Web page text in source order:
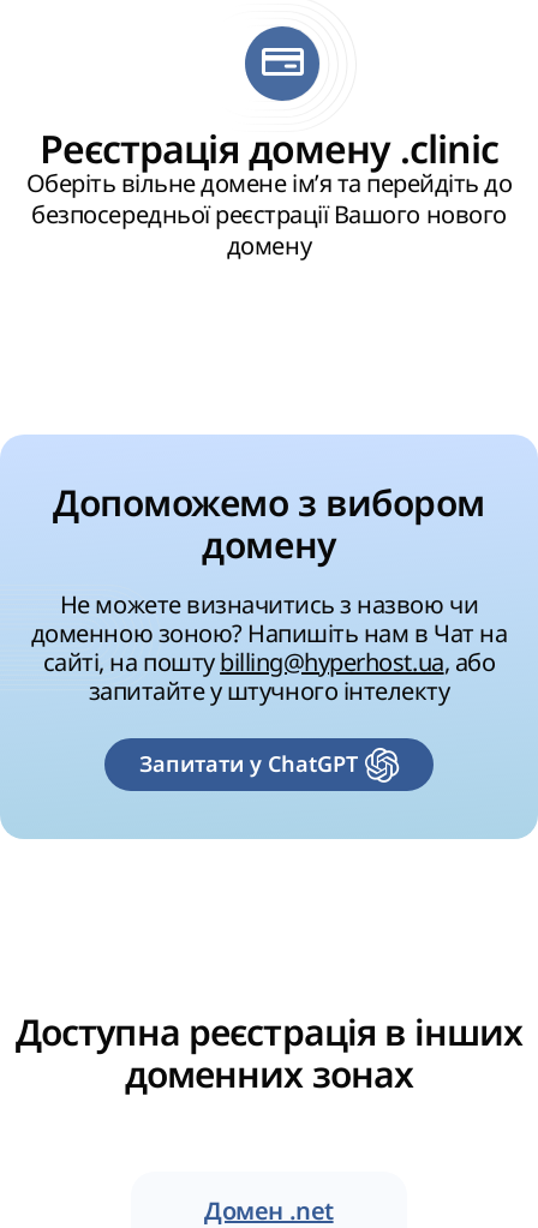
Реєстрація домену .clinic
Оберіть вільне домене ім’я та перейдіть до
безпосередньої реєстрації Вашого нового
домену
Допоможемо з вибором
домену
Не можете визначитись з назвою чи
доменною зоною? Напишіть нам в Чат на
сайті, на поштуbilling@hyperhost.ua, або
запитайте у штучного інтелекту
Запитати у ChatGPT
Доступна реєстрація в інших
доменних зонах
Домен .net